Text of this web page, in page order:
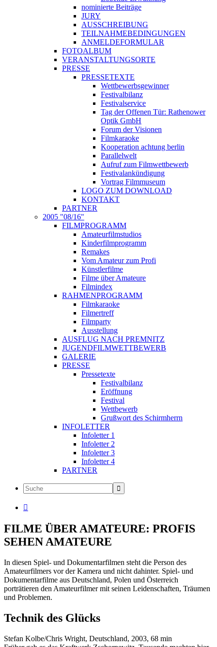
nominierte Beiträge
JURY
AUSSCHREIBUNG
TEILNAHMEBEDINGUNGEN
ANMELDEFORMULAR
FOTOALBUM
VERANSTALTUNGSORTE
PRESSE
PRESSETEXTE
Wettbewerbsgewinner
Festivalbilanz
Festivalservice
Tag der Offenen Tür: Rathenower
Optik GmbH
Forum der Visionen
Filmkaraoke
Kooperation achtung berlin
Parallelwelt
Aufruf zum Filmwettbewerb
Festivalankündigung
Vortrag Filmmuseum
LOGO ZUM DOWNLOAD
KONTAKT
PARTNER
2005 "08/16"
FILMPROGRAMM
Amateurfilmstudios
Kinderfilmprogramm
Remakes
Vom Amateur zum Profi
Künstlerfilme
Filme über Amateure
Filmindex
RAHMENPROGRAMM
Filmkaraoke
Filmertreff
Filmparty
Ausstellung
AUSFLUG NACH PREMNITZ
JUGENDFILMWETTBEWERB
GALERIE
PRESSE
Pressetexte
Festivalbilanz
Eröffnung
Festival
Wettbewerb
Grußwort des Schirmherrn
INFOLETTER
Infoletter 1
Infoletter 2
Infoletter 3
Infoletter 4
PARTNER

FILME ÜBER AMATEURE: PROFIS
SEHEN AMATEURE
In diesen Spiel- und Dokumentarfilmen steht die Person des
Amateurfilmers vor der Kamera und nicht dahinter. Spiel- und
Dokumentarfilme aus Deutschland, Polen und Österreich
porträtieren den Amateurfilmer mit seinen Leidenschaften, Träumen
und Problemen.
Technik des Glücks
Stefan Kolbe/Chris Wright, Deutschland, 2003, 68 min